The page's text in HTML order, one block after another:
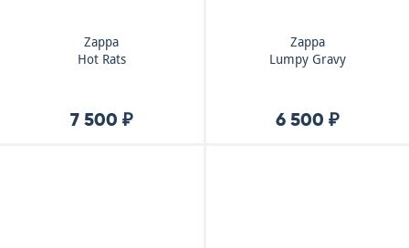
Zappa
Hot Rats
7 500 ₽
Zappa
Lumpy Gravy
6 500 ₽